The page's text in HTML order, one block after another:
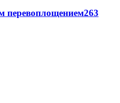
перевоплощением263